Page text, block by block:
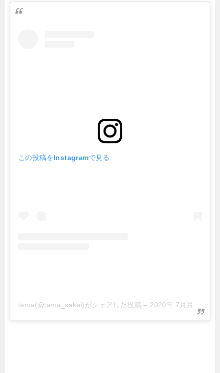
この投稿をInstagramで見る
tama(@tama_sakai)がシェアした投稿 – 2020年 7月月31日午前7時19分PDT